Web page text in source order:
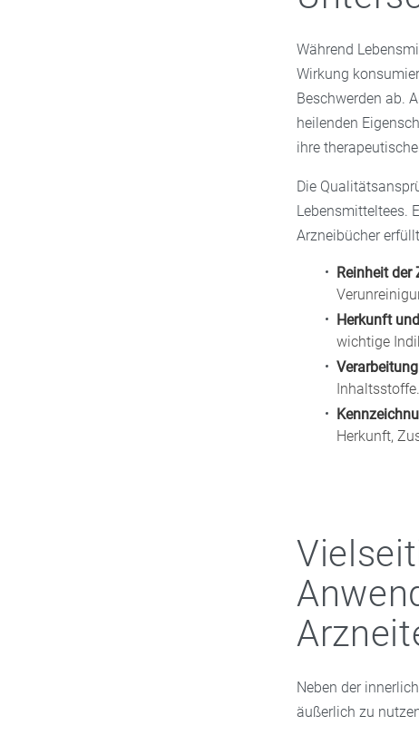
Während
Wirkung
Beschwerden ab.
heilenden
ihre
Die
Lebensmitteltees.
Arzneibücher
Reinheit der
Herkunft
wichtige
Verarbeitung
Inhaltsstoffe.
Herkunft,
Neben der
äußerlich zu